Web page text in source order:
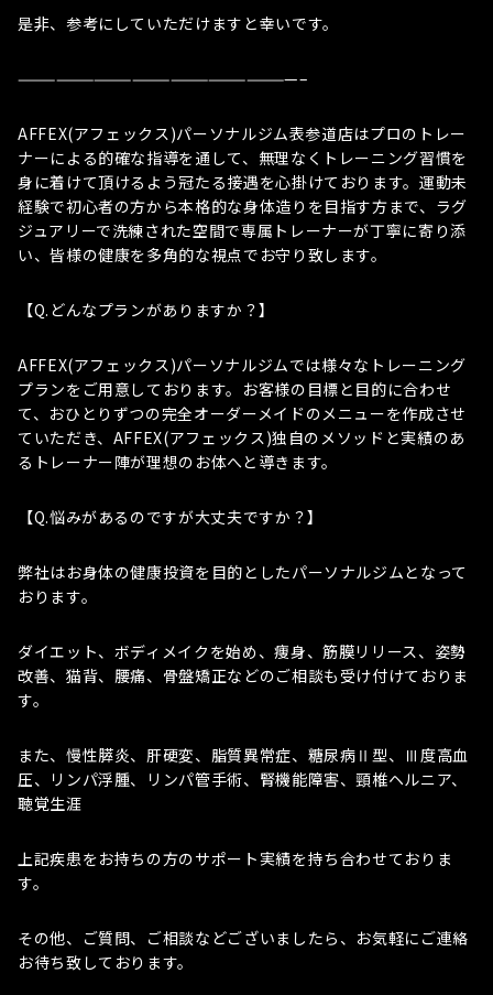
是非、参考にしていただけますと幸いです。
——————————————————————–
AFFEX(アフェックス)パーソナルジム表参道店はプロのトレー
ナーによる的確な指導を通して、無理なくトレーニング習慣を
身に着けて頂けるよう冠たる接遇を心掛けております。運動未
経験で初心者の方から本格的な身体造りを目指す方まで、ラグ
ジュアリーで洗練された空間で専属トレーナーが丁寧に寄り添
い、皆様の健康を多角的な視点でお守り致します。
【Q.どんなプランがありますか？】
AFFEX(アフェックス)パーソナルジムでは様々なトレーニング
プランをご用意しております。お客様の目標と目的に合わせ
て、おひとりずつの完全オーダーメイドのメニューを作成させ
ていただき、AFFEX(アフェックス)独自のメソッドと実績のあ
るトレーナー陣が理想のお体へと導きます。
【Q.悩みがあるのですが大丈夫ですか？】
弊社はお身体の健康投資を目的としたパーソナルジムとなって
おります。
ダイエット、ボディメイクを始め、痩身、筋膜リリース、姿勢
改善、猫背、腰痛、骨盤矯正などのご相談も受け付けておりま
す。
また、慢性膵炎、肝硬変、脂質異常症、糖尿病Ⅱ型、Ⅲ度高血
圧、リンパ浮腫、リンパ管手術、腎機能障害、頸椎ヘルニア、
聴覚生涯
上記疾患をお持ちの方のサポート実績を持ち合わせておりま
す。
その他、ご質問、ご相談などございましたら、お気軽にご連絡
お待ち致しております。